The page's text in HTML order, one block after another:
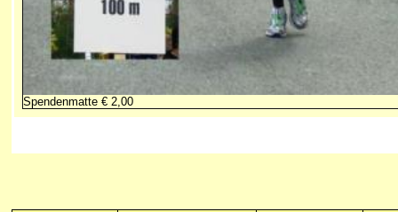
Spendenmatte € 2,00